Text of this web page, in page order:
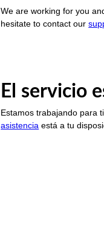
We are working for you
hesitate to contact our
El servicio
Estamos trabajando para
asistencia está a tu